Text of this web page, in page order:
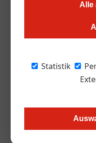
Alle
Statistik
Die Nachfrage nach
leisten.
Gesellschaft
versuchen zu